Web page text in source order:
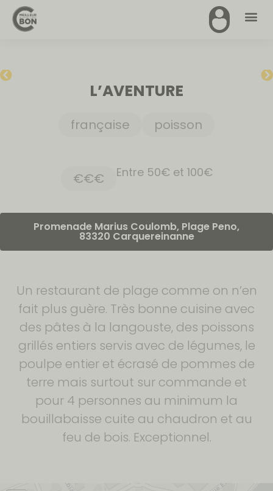
L’AVENTURE
française poisson
€€€ Entre 50€ et 100€
Promenade Marius Coulomb, Plage Peno,
83320 Carquereinanne
Un restaurant de plage comme on n’en
fait plus guère. Très bonne cuisine avec
des pâtes à la langouste, des poissons
grillés entiers servis avec de légumes, le
poulpe entier et écrasé de pommes de
terre mais surtout sur commande et
pour 4 personnes au minimum la
bouillabaisse cuite au chaudron et au
feu de bois. Exceptionnel.